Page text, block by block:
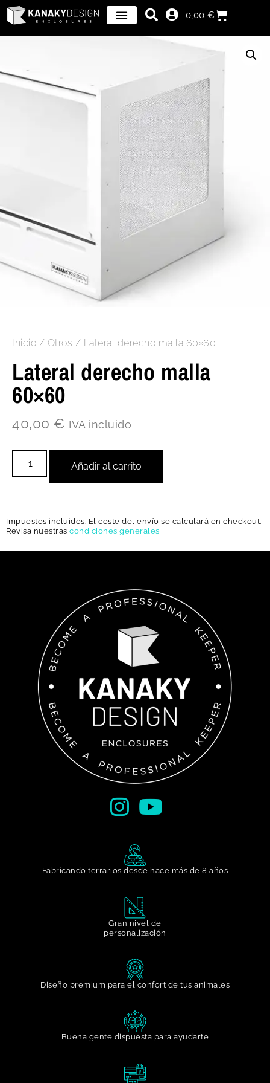
0,00€
Inicio / Otros / Lateral derecho malla 60×60
Lateral derecho malla
60×60
40,00 € IVA incluido
Añadir al carrito
Impuestos incluidos. El coste del envío se calculará en checkout.
Revisa nuestras condiciones generales
Fabricando terrarios desde hace más de 8 años
Gran nivel de
personalización​
Diseño premium para el confort de tus animales
Buena gente dispuesta para ayudarte​